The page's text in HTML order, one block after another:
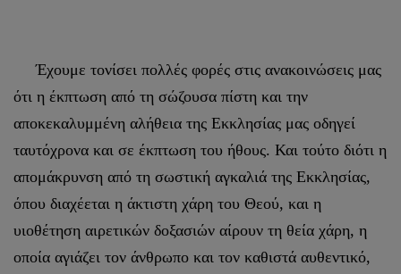
Έχουμε τονίσει πολλές φορές στις ανακοινώσεις μας
ότι η έκπτωση από τη σώζουσα πίστη και την
αποκεκαλυμμένη αλήθεια της Εκκλησίας μας οδηγεί
ταυτόχρονα και σε έκπτωση του ήθους. Και τούτο διότι η
απομάκρυνση από τη σωστική αγκαλιά της Εκκλησίας,
όπου διαχέεται η άκτιστη χάρη του Θεού, και η
υιοθέτηση αιρετικών δοξασιών αίρουν τη θεία χάρη, η
οποία αγιάζει τον άνθρωπο και τον καθιστά αυθεντικό,